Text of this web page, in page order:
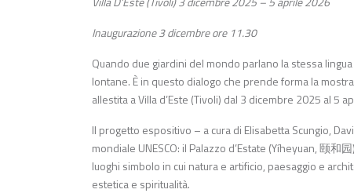
Inaugurazione 3 dicembre ore 11.30
Quando due giardini del mondo parlano la stessa
lontane. È in questo dialogo che prende forma la mostra
allestita a Villa d’Este (Tivoli) dal 3 dicembre 2025 al 5
Il progetto espositivo – a cura di Elisabetta Scungio,
mondiale UNESCO: il Palazzo d’Estate (Yíheyuan, 颐
luoghi simbolo in cui natura e artificio, paesaggio e
estetica e spiritualità.